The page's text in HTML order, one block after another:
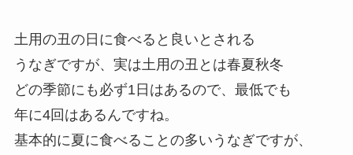
土用の丑の日に食べると良いとされる
うなぎですが、実は土用の丑とは春夏秋冬
どの季節にも必ず1日はあるので、最低でも
年に4回はあるんですね。
基本的に夏に食べることの多いうなぎですが、